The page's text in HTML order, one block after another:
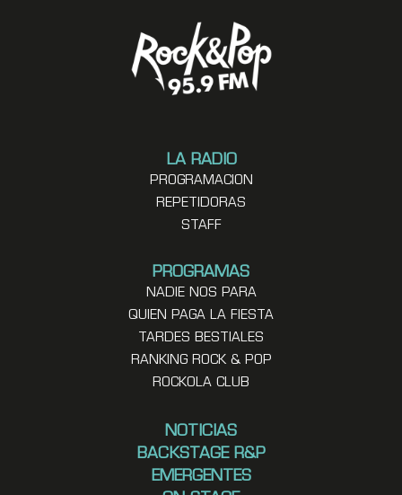
LA RADIO
PROGRAMACION
REPETIDORAS
STAFF
PROGRAMAS
NADIE NOS PARA
QUIEN PAGA LA FIESTA
TARDES BESTIALES
RANKING ROCK & POP
ROCKOLA CLUB
NOTICIAS
BACKSTAGE R&P
EMERGENTES